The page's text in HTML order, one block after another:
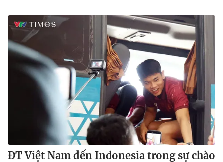
ĐT Việt Nam đến Indonesia trong sự chào